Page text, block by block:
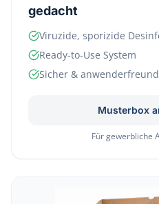
gedacht
Viruzide, sporizide
Ready-to-Use System
Sicher &
Musterbox
Für gewerbliche